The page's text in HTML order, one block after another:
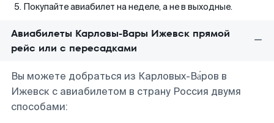
Покупайте авиабилет на неделе, а не в выходные.
Авиабилеты Карловы-Вары Ижевск прямой
рейс или с пересадками
Вы можете добраться из Карловых-Ва́ров в
Ижевск с авиабилетом в страну Россия двумя
способами: